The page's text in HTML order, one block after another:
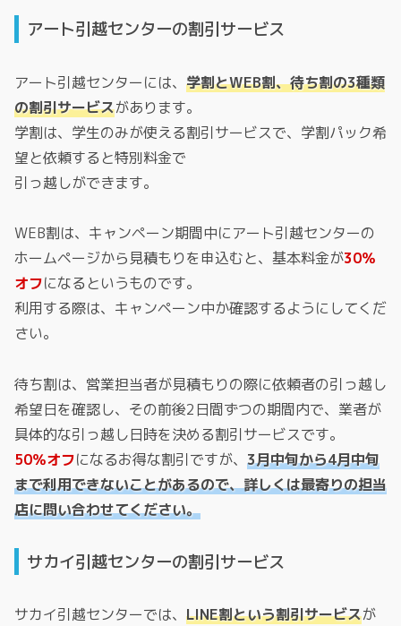
アート引越センターの割引サービス
アート引越センターには、 学割とWEB割、待ち割の3種類
の割引サービスがあります。
学割は、学生のみが使える割引サービスで、学割パック希
望と依頼すると特別料金で
引っ越しができます。
WEB割は、キャンペーン期間中にアート引越センターの
ホームページから見積もりを申込むと、基本料金が30％
オフになるというものです。
利用する際は、キャンペーン中か確認するようにしてくだ
さい。
待ち割は、営業担当者が見積もりの際に依頼者の引っ越し
希望日を確認し、その前後2日間ずつの期間内で、業者が
具体的な引っ越し日時を決める割引サービスです。
50％オフになるお得な割引ですが、 3月中旬から4月中旬
まで利用できないことがあるので、詳しくは最寄りの担当
店に問い合わせてください。
サカイ引越センターの割引サービス
サカイ引越センターでは、 LINE割という割引サービスが